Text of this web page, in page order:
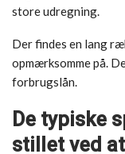
store udregning.
Der findes en lang
opmærksomme på.
forbrugslån.
De typiske
stillet ved